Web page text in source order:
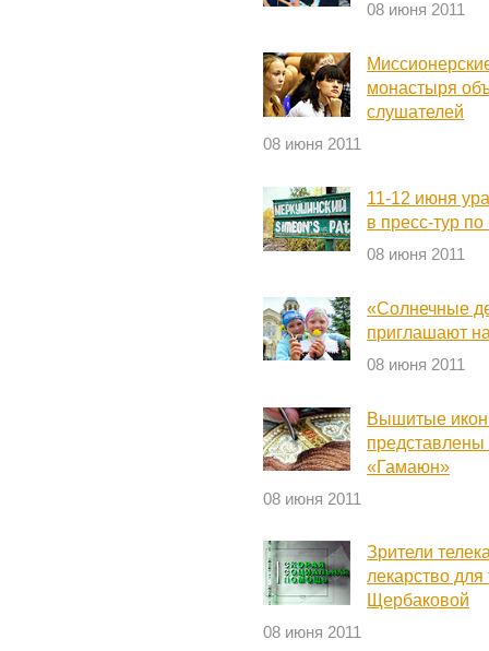
08 июня 2011
монастыря
слушателей
08 июня 2011
11-12 июня
в пресс-тур
08 июня 2011
«Солнечные
приглашают
08 июня 2011
Вышитые
представлены
«Гамаюн»
08 июня 2011
Зрители
лекарство
Щербаковой
08 июня 2011